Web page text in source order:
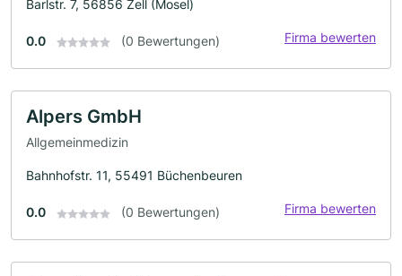
Barlstr. 7, 56856 Zell (Mosel)
0.0 (0 Bewertungen) Firma bewerten
Alpers GmbH
Allgemeinmedizin
Bahnhofstr. 11, 55491 Büchenbeuren
0.0 (0 Bewertungen) Firma bewerten